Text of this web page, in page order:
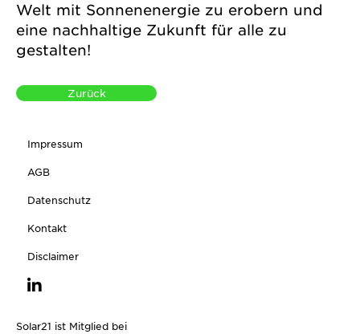
Welt mit Sonnenenergie zu erobern und
eine nachhaltige Zukunft für alle zu
gestalten!
Zurück
Impressum
AGB
Datenschutz
Kontakt
Disclaimer
Solar21 ist Mitglied bei